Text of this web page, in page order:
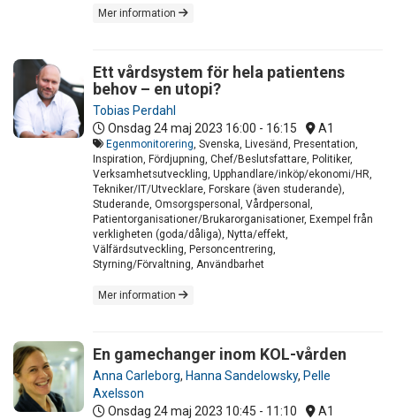
Mer information
Ett vårdsystem för hela patientens
behov – en utopi?
Tobias Perdahl
Onsdag 24 maj 2023 16:00 - 16:15 A1
Egenmonitorering , Svenska, Livesänd, Presentation,
Inspiration, Fördjupning, Chef/Beslutsfattare, Politiker,
Verksamhetsutveckling, Upphandlare/inköp/ekonomi/HR,
Tekniker/IT/Utvecklare, Forskare (även studerande),
Studerande, Omsorgspersonal, Vårdpersonal,
Patientorganisationer/Brukarorganisationer, Exempel från
verkligheten (goda/dåliga), Nytta/effekt,
Välfärdsutveckling, Personcentrering,
Styrning/Förvaltning, Användbarhet
Mer information
En gamechanger inom KOL-vården
Anna Carleborg, Hanna Sandelowsky, Pelle
Axelsson
Onsdag 24 maj 2023 10:45 - 11:10 A1